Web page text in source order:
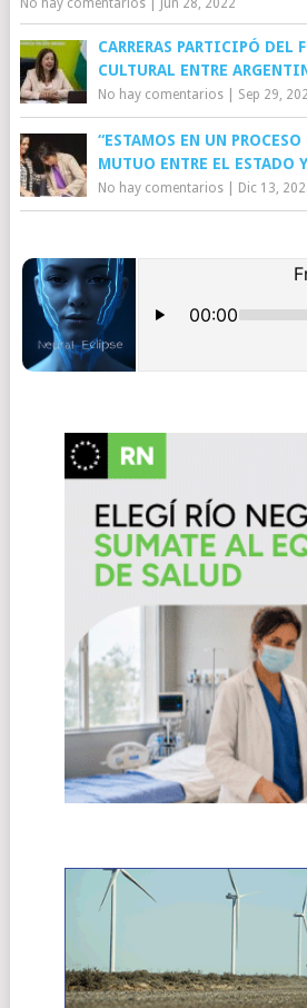
No hay comentarios| Jun 28, 2022
CARRERAS PARTICIPÓ DEL
CULTURAL ENTRE
No hay comentarios| Sep 29,
“ESTAMOS EN UN
MUTUO ENTRE EL ESTADO
No hay comentarios| Dic 13,